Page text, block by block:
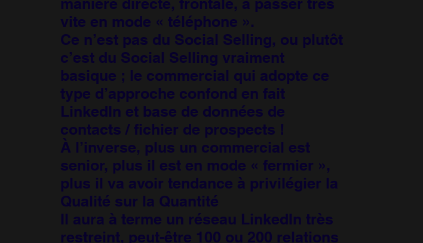
vite en mode « téléphone ».
Ce n’est pas du Social Selling, ou plutôt
c’est du Social Selling vraiment
basique ; le commercial qui adopte ce
type d’approche confond en fait
LinkedIn et base de données de
contacts / fichier de prospects !
À l’inverse, plus un commercial est
senior, plus il est en mode « fermier »,
plus il va avoir tendance à privilégier la
Qualité sur la Quantité
Il aura à terme un réseau LinkedIn très
restreint, peut-être 100 ou 200 relations